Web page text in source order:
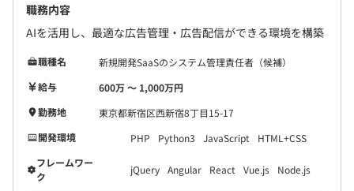
職務内容
AIを活用し、最適な広告管理・広告配信ができる環境を構築
職種名
新規開発SaaSのシステム管理責任者（候補）
給与
600万 〜 1,000万円
勤務地
東京都新宿区西新宿8丁目15-17
開発環境
PHP Python3 JavaScript
HTML+CSS
フレームワー
ク
jQuery Angular React Vue.js Node.js